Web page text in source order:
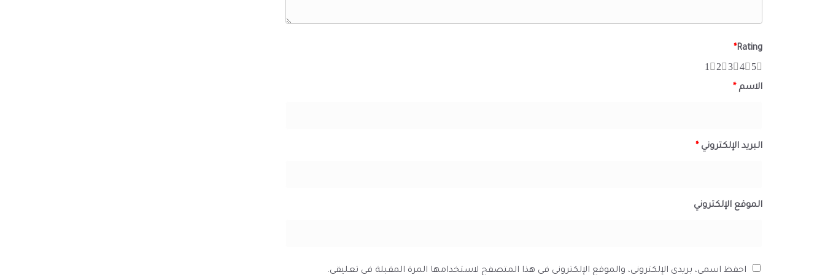
Rating
*
5
4
3
2
1
الاسم *
البريد الإلكتروني *
الموقع الإلكتروني
احفظ اسمي، بريدي الإلكتروني، والموقع الإلكتروني في هذا المتصفح لاستخدامها المرة المقبلة في تعليقي.